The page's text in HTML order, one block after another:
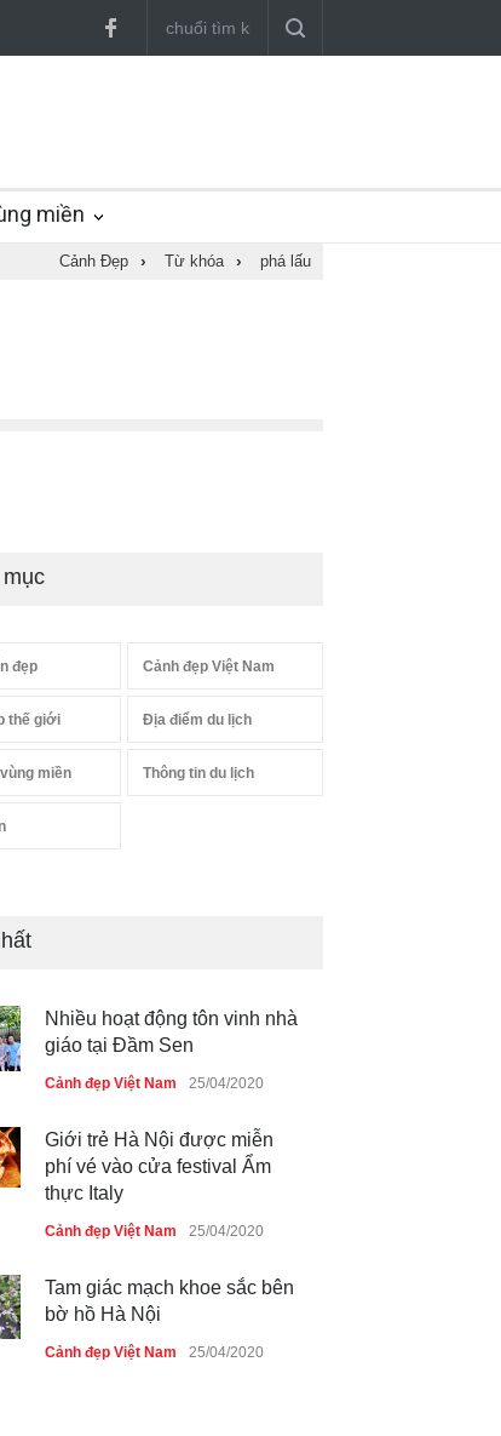
miền
Cảnh Đẹp › Từ khóa › phá lấu
đẹp Cảnh đẹp Việt Nam
thế giới Địa điểm du lịch
miền Thông tin du lịch
Nhiều hoạt động tôn vinh nhà
giáo tại Đầm Sen
Cảnh đẹp Việt Nam 25/04/2020
Giới trẻ Hà Nội được miễn
phí vé vào cửa festival Ẩm
thực Italy
Cảnh đẹp Việt Nam 25/04/2020
Tam giác mạch khoe sắc bên
bờ hồ Hà Nội
Cảnh đẹp Việt Nam 25/04/2020